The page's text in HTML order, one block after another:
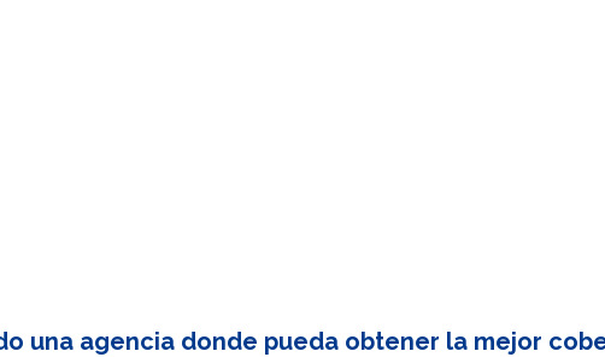
una agencia donde pueda obtener la mejor